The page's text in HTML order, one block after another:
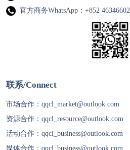
官方商务WhatsApp：+852 46346602
联系/Connect
市场合作： qqcl_market@outlook.com
资源合作： qqcl_resource@outlook.com
活动合作： qqcl_business@outlook.com
媒体合作： qqcl_business@outlook.com